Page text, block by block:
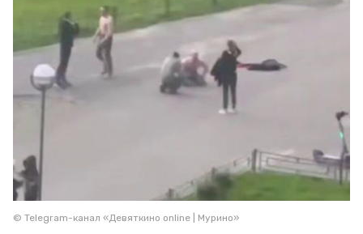
© Telegram-канал «Девяткино online | Мурино»